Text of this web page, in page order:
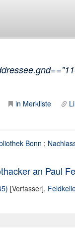
in Merkliste
Bonn ;
an Paul
[Verfasser],